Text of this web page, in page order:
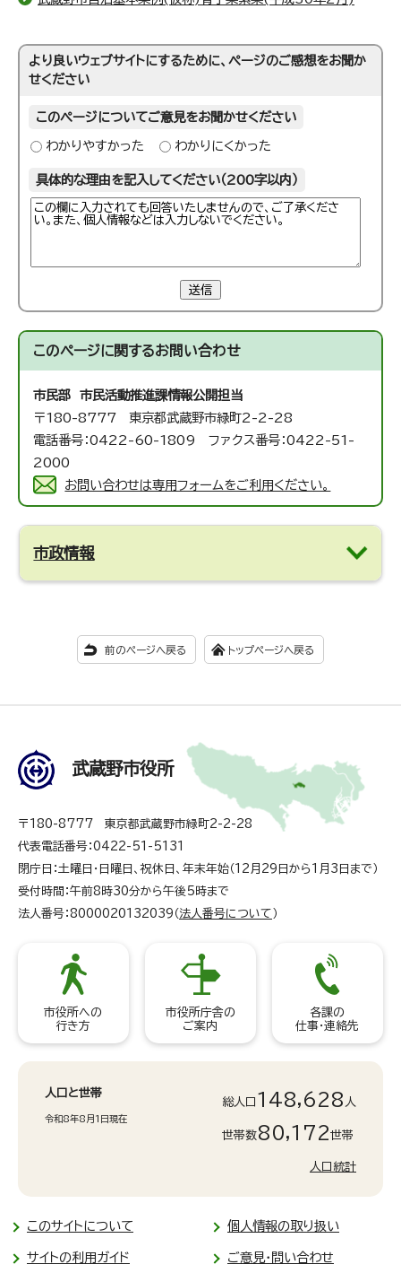
より良いウェブサイトにするために、ページのご感想をお聞か
せください
このページについてご意見をお聞かせください
わかりやすかった わかりにくかった
具体的な理由を記入してください（200字以内）
送信
このページに関するお問い合わせ
市民部 市民活動推進課情報公開担当
〒180-8777 東京都武蔵野市緑町2-2-28
電話番号：0422-60-1809 ファクス番号：0422-51-
2000
お問い合わせは専用フォームをご利用ください。
市政情報
前のページへ戻る トップページへ戻る
武蔵野市役所
〒180-8777 東京都武蔵野市緑町2-2-28
代表電話番号：0422-51-5131
閉庁日：土曜日・日曜日、祝休日、年末年始（12月29日から1月3日まで）
受付時間：午前8時30分から午後5時まで
法人番号：8000020132039（ 法人番号について ）
市役所への
行き方
市役所庁舎の
ご案内
各課の
仕事・連絡先
人口と世帯
令和8年8月1日現在
総人口 148,628 人
世帯数80,172世帯
人口統計
このサイトについて 個人情報の取り扱い
サイトの利用ガイド ご意見・問い合わせ